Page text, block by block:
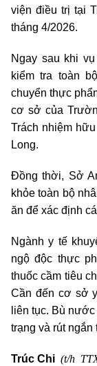
viện điều trị tại
tháng 4/2026.
Ngay sau khi
kiểm tra toàn
chuyển thực
cơ sở của
Trách nhiệm
Long.
Đồng thời, Sở
khỏe toàn bộ
ăn để xác định
Ngành y tế
ngộ độc thực
thuốc cầm tiêu
Cần đến cơ sở
liên tục. Bù
trạng và rút
Trúc Chi (t/h